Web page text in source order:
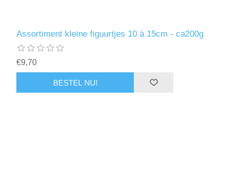
Assortiment kleine figuurtjes 10 à 15cm - ca200g
€9,70